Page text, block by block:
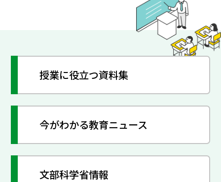
授業に役立つ資料集
今がわかる教育ニュース
文部科学省情報